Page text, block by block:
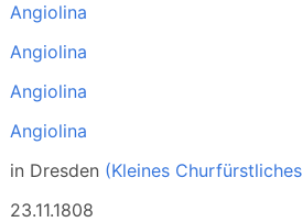
Angiolina
Angiolina
Angiolina
Angiolina
in Dresden (Kleines
23.11.1808